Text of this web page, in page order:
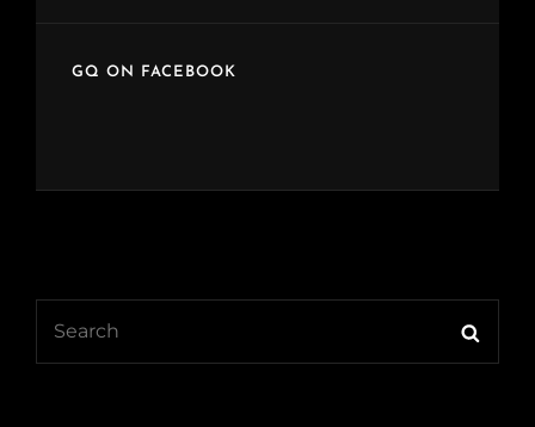
GQ ON FACEBOOK